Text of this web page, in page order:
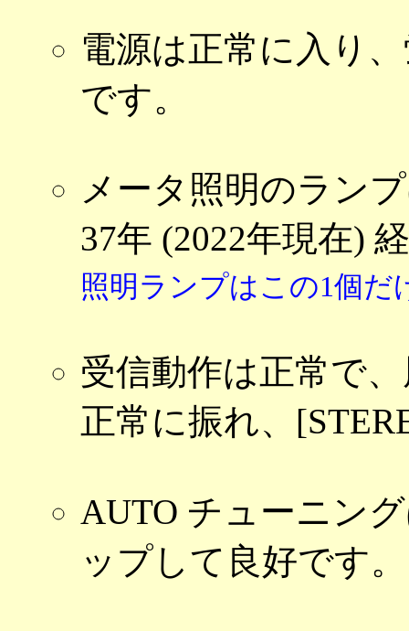
電源は正常に入り
です。
メータ照明のラン
37年 (2022年現在)
照明ランプはこの1個だ
受信動作は正常で
正常に振れ、
AUTO チューニン
ップして良好です。